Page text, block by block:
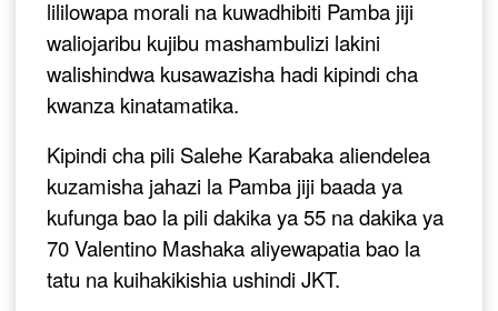
lililowapa morali na kuwadhibiti Pamba jiji
waliojaribu kujibu mashambulizi lakini
walishindwa kusawazisha hadi kipindi cha
kwanza kinatamatika.
Kipindi cha pili Salehe Karabaka aliendelea
kuzamisha jahazi la Pamba jiji baada ya
kufunga bao la pili dakika ya 55 na dakika ya
70 Valentino Mashaka aliyewapatia bao la
tatu na kuihakikishia ushindi JKT.